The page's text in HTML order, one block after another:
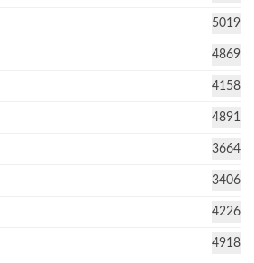
5019
4869
4158
4891
3664
3406
4226
4918